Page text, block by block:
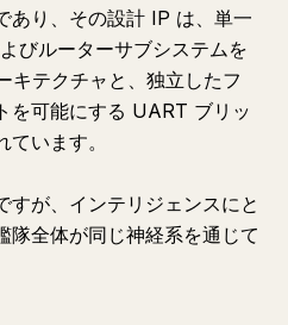
あり、その設計 IP は、単一
びルーターサブシステムを
キテクチャと、独立したフ
を可能にする UART ブリッ
います。
すが、インテリジェンスにと
隊全体が同じ神経系を通じて